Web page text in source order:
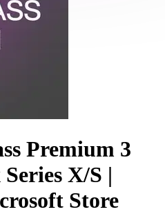
Premium 3
X/S |
Store